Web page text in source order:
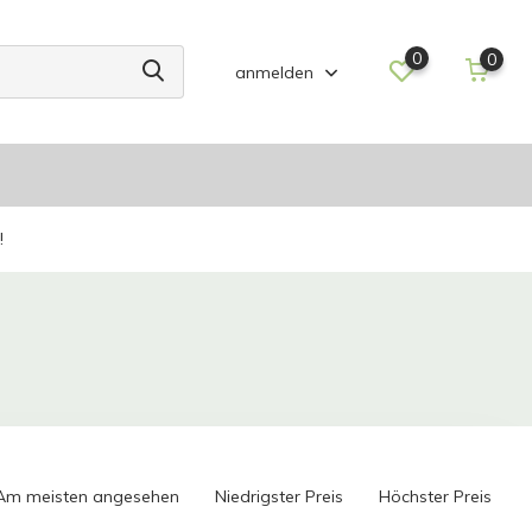
anmelden
0 0
meisten angesehen Niedrigster Preis Höchster Preis